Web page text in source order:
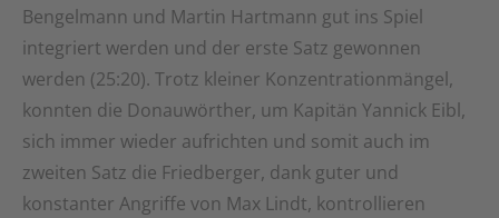
Bengelmann und Martin Hartmann gut ins Spiel
integriert werden und der erste Satz gewonnen
werden (25:20). Trotz kleiner Konzentrationmängel,
konnten die Donauwörther, um Kapitän Yannick Eibl,
sich immer wieder aufrichten und somit auch im
zweiten Satz die Friedberger, dank guter und
konstanter Angriffe von Max Lindt, kontrollieren